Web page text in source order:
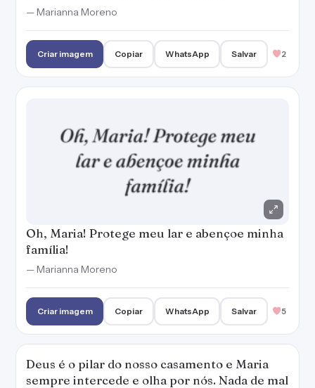
— Marianna Moreno
Criar imagem Copiar WhatsApp Salvar 2
Oh, Maria! Protege meu lar e abençoe minha
família!
— Marianna Moreno
Criar imagem Copiar WhatsApp Salvar 5
Deus é o pilar do nosso casamento e Maria
sempre intercede e olha por nós. Nada de mal